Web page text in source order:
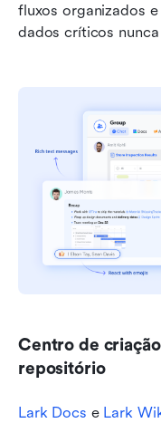
fluxos organizados
dados críticos
Centro de
repositório
Lark Docs e Lark